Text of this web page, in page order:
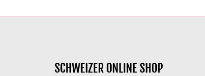
SCHWEIZER ONLINE SHOP